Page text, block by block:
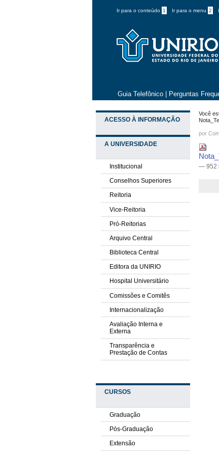
Ir para o conteúdo 1 Ir para o menu 2
Guia Telefônico Perguntas
ACESSO À INFORMAÇÃO
A UNIVERSIDADE
Institucional
Conselhos Superiores
Reitoria
Vice-Reitoria
Pró-Reitorias
Arquivo Central
Biblioteca Central
Editora da UNIRIO
Hospital Universitário
Comissões e Comitês
Internacionalização
Avaliação Interna e
Externa
Transparência e
Prestação de Contas
CURSOS
Graduação
Pós-Graduação
Extensão
Você
por
— 952